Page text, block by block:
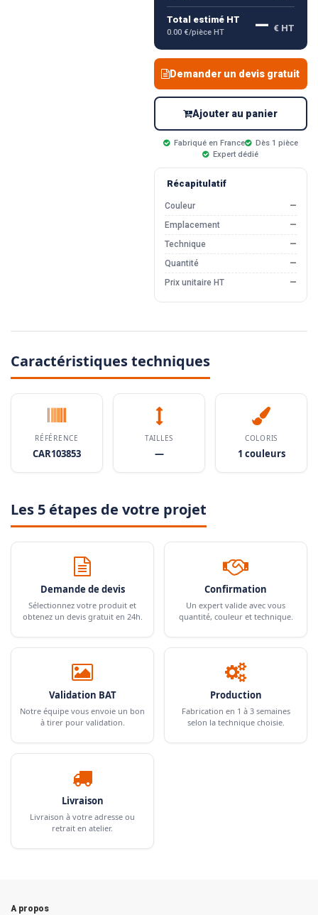
Total estimé HT
0.00 €/pièce HT — € HT
Demander un devis gratuit
Ajouter au panier
Fabriqué en France
Dès 1 pièce
Expert dédié
Récapitulatif
Couleur
—
Emplacement
—
Technique
—
Quantité
—
Prix unitaire HT
—
Caractéristiques techniques
RÉFÉRENCE
CAR103853
TAILLES
—
COLORIS
1 couleurs
Les 5 étapes de votre projet
Demande de devis
Sélectionnez votre produit et
obtenez un devis gratuit en 24h.
Confirmation
Un expert valide avec vous
quantité, couleur et technique.
Validation BAT
Notre équipe vous envoie un bon
à tirer pour validation.
Production
Fabrication en 1 à 3 semaines
selon la technique choisie.
Livraison
Livraison à votre adresse ou
retrait en atelier.
A propos